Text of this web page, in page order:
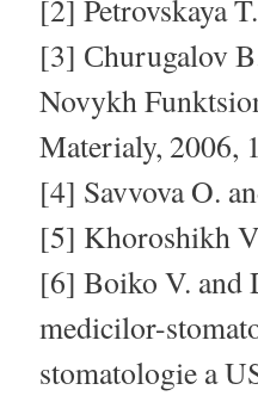
[2] Petrovskaya
[3] Сhurugalov
Novykh
Materialy, 2006,
[4] Savvova O.
[5] Khoroshikh
[6] Boiko V. and
medicilor-
stomatologie a